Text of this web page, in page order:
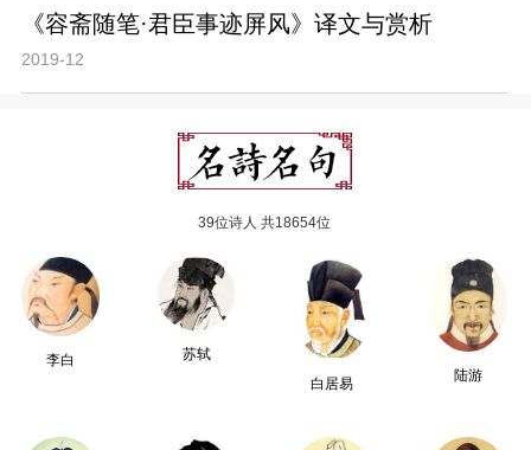
《容斋随笔·君臣事迹屏风》译文与赏析
2019-12
39位诗人 共18654位
李白
苏轼
白居易
陆游